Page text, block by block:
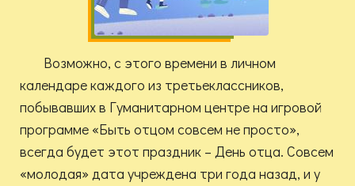
Возможно, с этого времени в личном
календаре каждого из третьеклассников,
побывавших в Гуманитарном центре на игровой
программе «Быть отцом совсем не просто»,
всегда будет этот праздник – День отца. Совсем
«молодая» дата учреждена три года назад, и у